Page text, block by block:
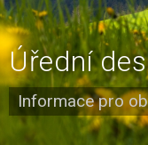
Úřední
Informace pro